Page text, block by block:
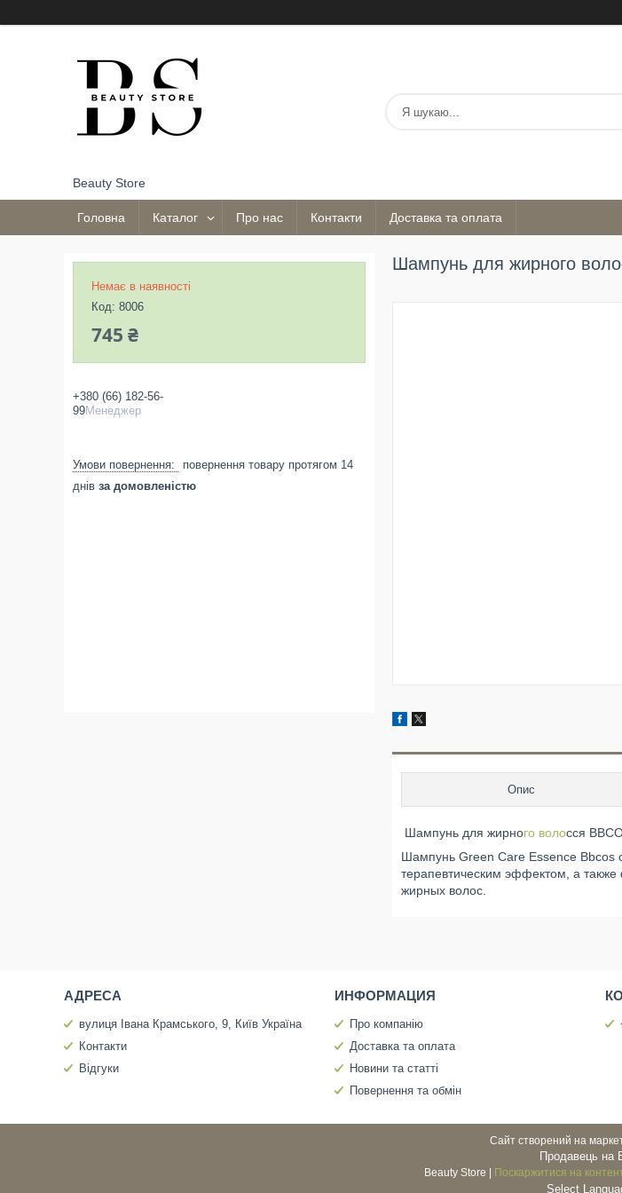
Beauty Store
Головна Каталог Про нас Контакти Доставка та оплата
Шампунь для жирного
Опис
Шампунь для жирного волосся
Шампунь Green Care Essence Bbcos
терапевтическим эффектом, а
жирных волос.
Немає в наявності
Код: 8006
745 ₴
+380 (66) 182-56-
99Менеджер
повернення товару протягом 14
днів за домовленістю
АДРЕСА
вулиця Івана Крамського, 9, Київ Україна
Контакти
Відгуки
ИНФОРМАЦИЯ
Про компанію
Доставка та оплата
Новини та статті
Повернення та обмін
Сайт створений на
Продавець на
Поскаржитися на
Select